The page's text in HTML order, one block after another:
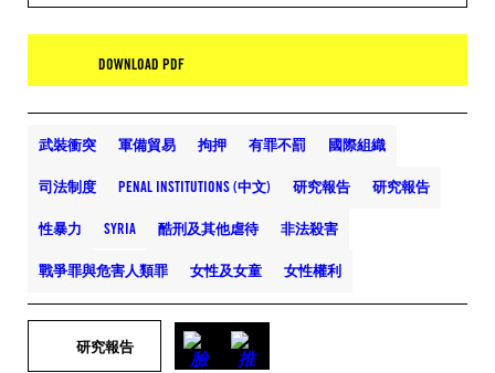
DOWNLOAD PDF
武裝衝突 軍備貿易 拘押 有罪不罰 國際組織
司法制度 PENAL INSTITUTIONS (中文) 研究報告 研究報告
性暴力 SYRIA 酷刑及其他虐待 非法殺害
戰爭罪與危害人類罪 女性及女童 女性權利
研究報告